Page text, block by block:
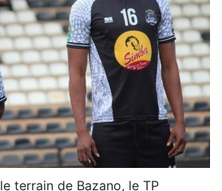
terrain de Bazano, le TP